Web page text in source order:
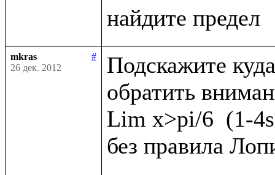
mkras
#
26 дек. 2012
Подскажите
обратить
Lim x>pi/6  (1-
без правила